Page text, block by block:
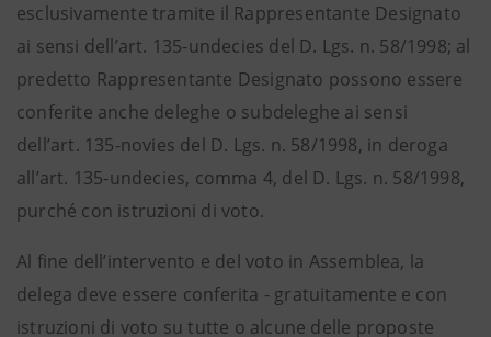
esclusivamente tramite il Rappresentante Designato
ai sensi dell’art. 135-undecies del D. Lgs. n. 58/1998; al
predetto Rappresentante Designato possono essere
conferite anche deleghe o subdeleghe ai sensi
dell’art. 135-novies del D. Lgs. n. 58/1998, in deroga
all’art. 135-undecies, comma 4, del D. Lgs. n. 58/1998,
purché con istruzioni di voto.
Al fine dell’intervento e del voto in Assemblea, la
delega deve essere conferita - gratuitamente e con
istruzioni di voto su tutte o alcune delle proposte